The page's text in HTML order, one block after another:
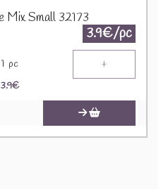
Mix Small 32173
3.9€/pc
1 pc +
3.9€